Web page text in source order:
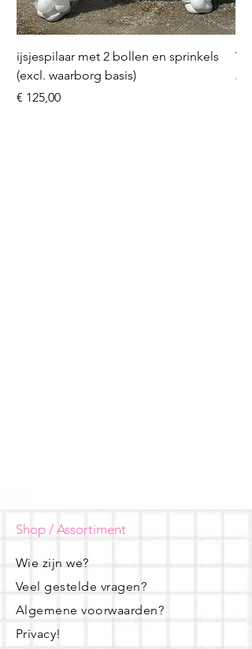
ijsjespilaar met 2 bollen en sprinkels
(excl. waarborg basis)
Prijs
€ 125,00
Prijs
€
Shop / Assortiment
Wie zijn we?
Veel gestelde vragen?
Algemene voorwaarden?
Privacy!